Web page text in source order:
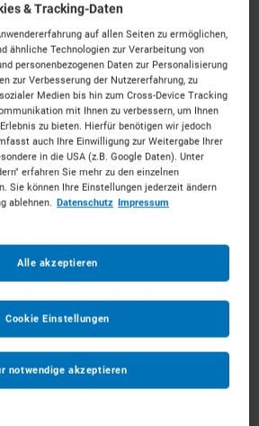
für die Hugenottenstadt.
Container für Ihr Vorhaben.
Konditionen und mit
Service.
116Vermietpartner im RaumErlangen
& Tracking-Daten
auf allen Seiten zu ermöglichen,
ähnliche Technologien zur Verarbeitung von
personenbezogenen Daten zur Personalisierung
zur Verbesserung der Nutzererfahrung, zu
Medien bis hin zum Cross-Device Tracking
mit Ihnen zu verbessern, um Ihnen
zu bieten. Hierfür benötigen wir jedoch
auch Ihre Einwilligung zur Weitergabe Ihrer
in die USA (z.B. Google Daten). Unter
erfahren Sie mehr zu den einzelnen
Sie können Ihre Einstellungen jederzeit ändern
ablehnen. Datenschutz Impressum
notwendige akzeptieren
Alle akzeptieren
Cookie Einstellungen